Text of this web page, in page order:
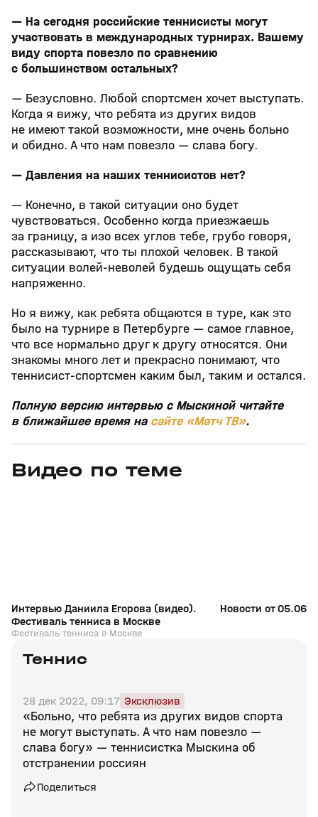
— На сегодня российские теннисисты могут
участвовать в международных турнирах. Вашему
виду спорта повезло по сравнению
с большинством остальных?
— Безусловно. Любой спортсмен хочет выступать.
Когда я вижу, что ребята из других видов
не имеют такой возможности, мне очень больно
и обидно. А что нам повезло — слава богу.
— Давления на наших теннисистов нет?
— Конечно, в такой ситуации оно будет
чувствоваться. Особенно когда приезжаешь
за границу, а изо всех углов тебе, грубо говоря,
рассказывают, что ты плохой человек. В такой
ситуации волей‑неволей будешь ощущать себя
напряженно.
Но я вижу, как ребята общаются в туре, как это
было на турнире в Петербурге — самое главное,
что все нормально друг к другу относятся. Они
знакомы много лет и прекрасно понимают, что
теннисист‑спортсмен каким был, таким и остался.
Полную версию интервью с Мыскиной читайте
в ближайшее время на сайте «Матч ТВ».
Видео по теме
11 июл, 16:17
Интервью Даниила Егорова (видео).
Фестиваль тенниса в Москве
Фестиваль тенниса в Москве
Новости от
Теннис
28 дек 2022, 09:17 Эксклюзив
«Больно, что ребята из других видов спорта
не могут выступать. А что нам повезло —
слава богу» — теннисистка Мыскина об
отстранении россиян
Поделиться